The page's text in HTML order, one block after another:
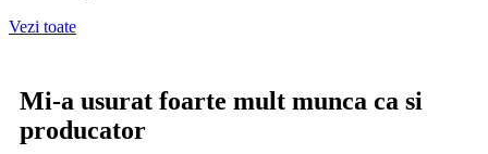
Vezi toate
Mi-a usurat foarte mult munca ca si
producator